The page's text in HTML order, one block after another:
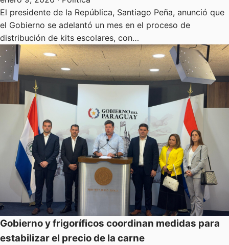
El presidente de la República, Santiago Peña, anunció que
el Gobierno se adelantó un mes en el proceso de
distribución de kits escolares, con…
Gobierno y frigoríficos coordinan medidas para
estabilizar el precio de la carne